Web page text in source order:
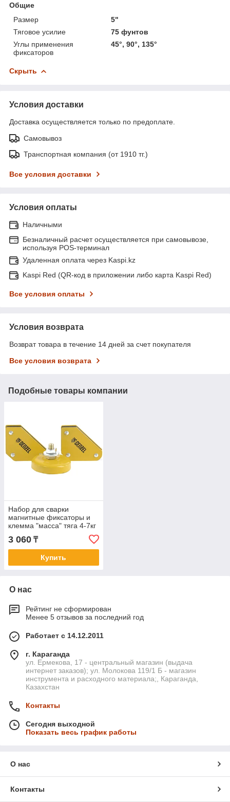
Общие
Размер
5"
Тяговое усилие
75 фунтов
Углы применения
фиксаторов
45°, 90°, 135°
Скрыть
Условия доставки
Доставка осуществляется только по предоплате.
Самовывоз
Транспортная компания (от 1910 тг.)
Все условия доставки
Условия оплаты
Наличными
Безналичный расчет осуществляется при самовывозе,
используя POS-терминал
Удаленная оплата через Kaspi.kz
Kaspi Red (QR-код в приложении либо карта Kaspi Red)
Все условия оплаты
Условия возврата
Возврат товара в течение 14 дней за счет покупателя
Все условия возврата
Подобные товары компании
Набор для сварки
магнитные фиксаторы и
клемма "масса" тяга 4-7кг
9-16LB DENZEL 97557
3 060 ₸
Купить
О нас
Рейтинг не сформирован
Менее 5 отзывов за последний год
Работает с 14.12.2011
г. Караганда
ул. Ермекова, 17 - центральный магазин (выдача
интернет заказов); ул. Молокова 119/1 Б - магазин
инструмента и расходного материала;, Караганда,
Казахстан
Контакты
Сегодня выходной
Показать весь график работы
О нас
Контакты